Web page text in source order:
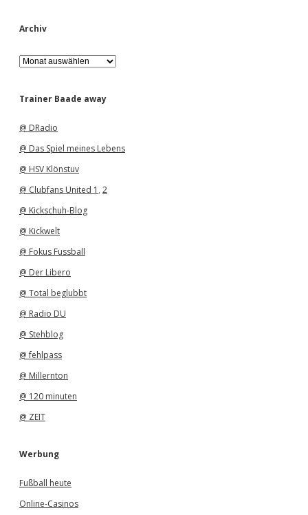
Archiv
A
r
h
Trainer Baade away
@ DRadio
@ Das Spiel meines Lebens
@ HSV Klönstuv
@ Clubfans United 1 , 2
@ Kickschuh-Blog
@ Kickwelt
@ Fokus Fussball
@ Der Libero
@ Total beglubbt
@ Radio DU
@ Stehblog
@ fehlpass
@ Millernton
@ 120 minuten
@ ZEIT
Werbung
Fußball heute
Online-Casinos